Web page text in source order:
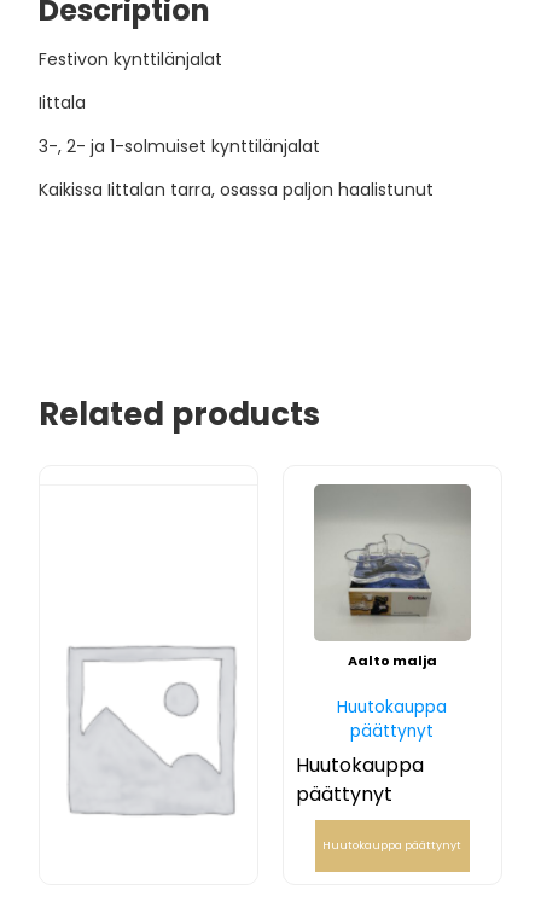
Description
Festivon kynttilänjalat
Iittala
3-, 2- ja 1-solmuiset kynttilänjalat
Kaikissa Iittalan tarra, osassa paljon haalistunut
Related products
Sormus
Huutokauppa
päättynyt
Huutokauppa
päättynyt
Aalto malja
Huutokauppa
päättynyt
Huutokauppa
päättynyt
Huutokauppa päättynyt